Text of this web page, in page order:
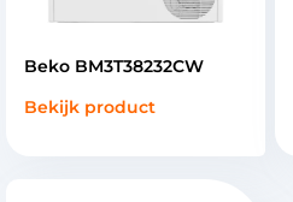
Beko BM3T38232CW
Bekijk product